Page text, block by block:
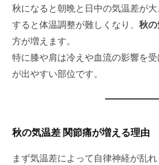
秋になると朝晩と日中の気温差が大
すると体温調整が難しくなり、 秋
方が増えます。
特に膝や肩は冷えや血流の影響を
が出やすい部位です。
秋の気温差 関節痛が増える理由
まず気温差によって自律神経が乱れ